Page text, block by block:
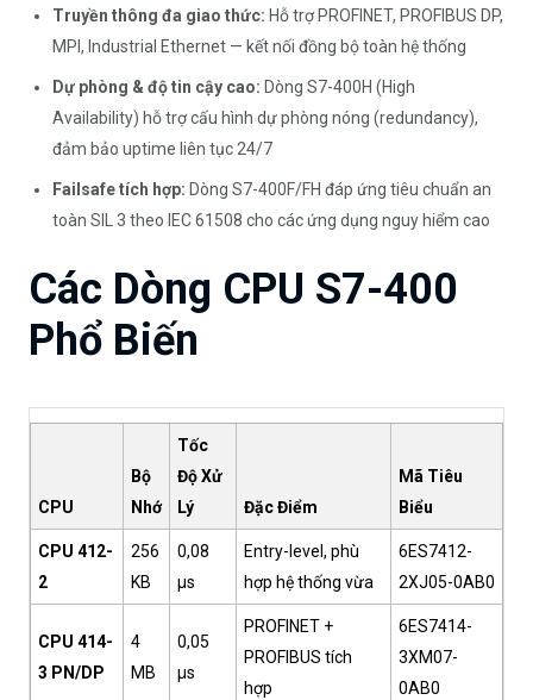
Truyền thông đa giao thức: Hỗ trợ PROFINET, PROFIBUS DP,
MPI, Industrial Ethernet — kết nối đồng bộ toàn hệ thống
Dự phòng & độ tin cậy cao: Dòng S7-400H (High
Availability) hỗ trợ cấu hình dự phòng nóng (redundancy),
đảm bảo uptime liên tục 24/7
Failsafe tích hợp: Dòng S7-400F/FH đáp ứng tiêu chuẩn an
toàn SIL 3 theo IEC 61508 cho các ứng dụng nguy hiểm cao
Các Dòng CPU S7-400
Phổ Biến
CPU
Bộ
Nhớ
Tốc
Độ Xử
Lý
Đặc Điểm
Mã Tiêu
Biểu
CPU 412-
2
256
KB
0,08
µs
Entry-level, phù
hợp hệ thống vừa
6ES7412-
2XJ05-0AB0
CPU 414-
3 PN/DP
4
MB
0,05
µs
PROFINET +
PROFIBUS tích
hợp
6ES7414-
3XM07-
0AB0